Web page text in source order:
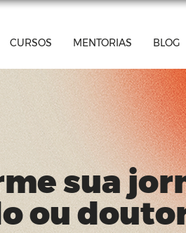
CURSOS MENTORIAS BLOG
sua
ou